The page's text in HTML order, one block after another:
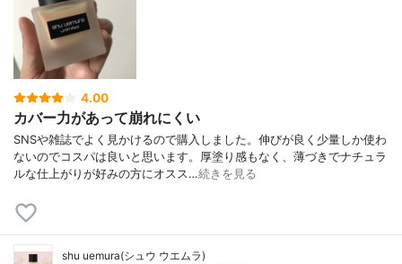
4.00
カバー力があって崩れにくい
SNSや雑誌でよく見かけるので購入しました。伸びが良く少量しか使わ
ないのでコスパは良いと思います。厚塗り感もなく、薄づきでナチュラ
ルな仕上がりが好みの方にオスス…続きを見る
shu uemura(シュウ ウエムラ)